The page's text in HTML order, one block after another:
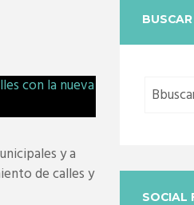
y a
de calles y
BUSCAR
SOCIAL